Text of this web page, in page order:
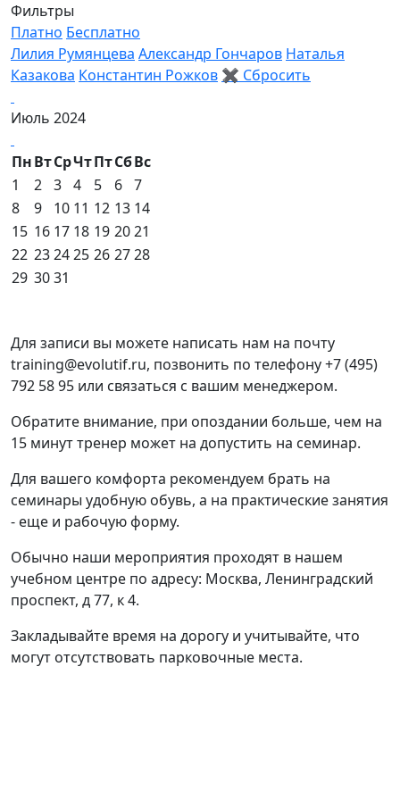
Фильтры
Платно Бесплатно
Лилия Румянцева Александр Гончаров Наталья
Казакова Константин Рожков ✖ Сбросить
Июль 2024
ПнВтСрЧтПтСбВс
1
2 3 4 5 6 7
8
9 10 11 12 13 14
15 16 17 18 19 2021
22 232425 26 2728
29 3031
Для записи вы можете написать нам на почту
training@evolutif.ru, позвонить по телефону +7 (495)
792 58 95 или связаться с вашим менеджером.
Обратите внимание, при опоздании больше, чем на
15 минут тренер может на допустить на семинар.
Для вашего комфорта рекомендуем брать на
семинары удобную обувь, а на практические занятия
- еще и рабочую форму.
Обычно наши мероприятия проходят в нашем
учебном центре по адресу: Москва, Ленинградский
проспект, д 77, к 4.
Закладывайте время на дорогу и учитывайте, что
могут отсутствовать парковочные места.